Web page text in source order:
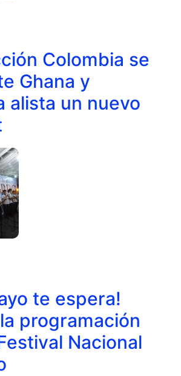
Colombia se
Ghana y
alista un nuevo
te espera!
programación
Nacional